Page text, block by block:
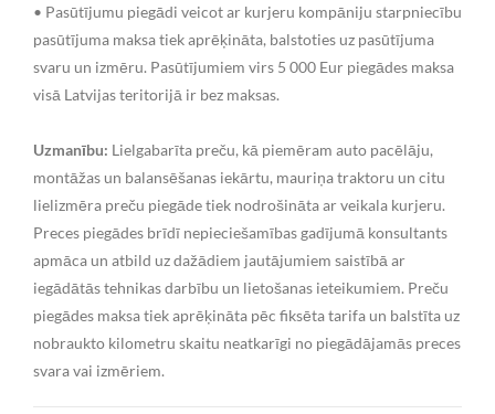
• Pasūtījumu piegādi veicot ar kurjeru kompāniju starpniecību
pasūtījuma maksa tiek aprēķināta, balstoties uz pasūtījuma
svaru un izmēru. Pasūtījumiem virs 5 000 Eur piegādes maksa
visā Latvijas teritorijā ir bez maksas.
Uzmanību: Lielgabarīta preču, kā piemēram auto pacēlāju,
montāžas un balansēšanas iekārtu, mauriņa traktoru un citu
lielizmēra preču piegāde tiek nodrošināta ar veikala kurjeru.
Preces piegādes brīdī nepieciešamības gadījumā konsultants
apmāca un atbild uz dažādiem jautājumiem saistībā ar
iegādātās tehnikas darbību un lietošanas ieteikumiem. Preču
piegādes maksa tiek aprēķināta pēc fiksēta tarifa un balstīta uz
nobraukto kilometru skaitu neatkarīgi no piegādājamās preces
svara vai izmēriem.